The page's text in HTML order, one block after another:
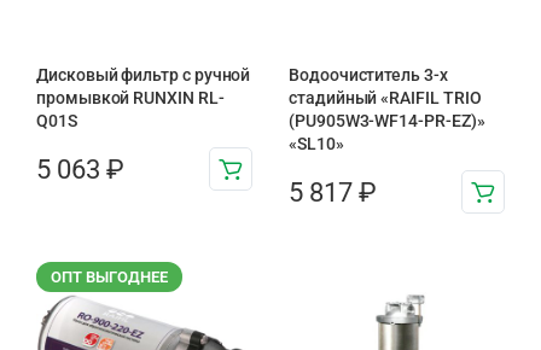
Дисковый фильтр с ручной
промывкой RUNXIN RL-
Q01S
5 063 ₽
Водоочиститель 3-х
стадийный «RAIFIL TRIO
(PU905W3-WF14-PR-EZ)»
«SL10»
5 817 ₽
ОПТ ВЫГОДНЕЕ